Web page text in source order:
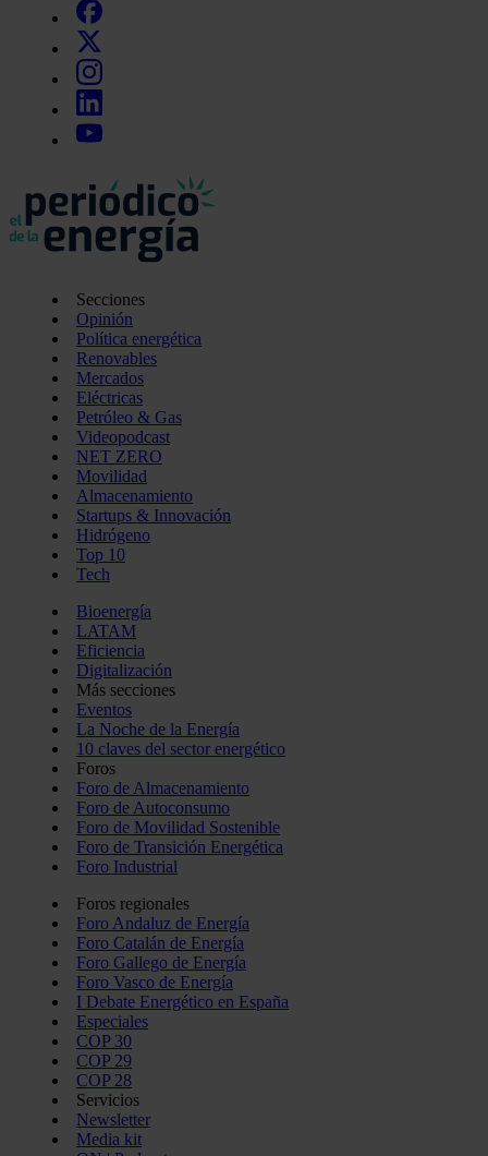
Secciones
Opinión
Política energética
Renovables
Mercados
Eléctricas
Petróleo & Gas
Videopodcast
NET ZERO
Movilidad
Almacenamiento
Startups & Innovación
Hidrógeno
Top 10
Tech
Bioenergía
LATAM
Eficiencia
Digitalización
Más secciones
Eventos
La Noche de la Energía
10 claves del sector energético
Foros
Foro de Almacenamiento
Foro de Autoconsumo
Foro de Movilidad Sostenible
Foro de Transición Energética
Foro Industrial
Foros regionales
Foro Andaluz de Energía
Foro Catalán de Energía
Foro Gallego de Energía
Foro Vasco de Energía
I Debate Energético en España
Especiales
COP 30
COP 29
COP 28
Servicios
Newsletter
Media kit